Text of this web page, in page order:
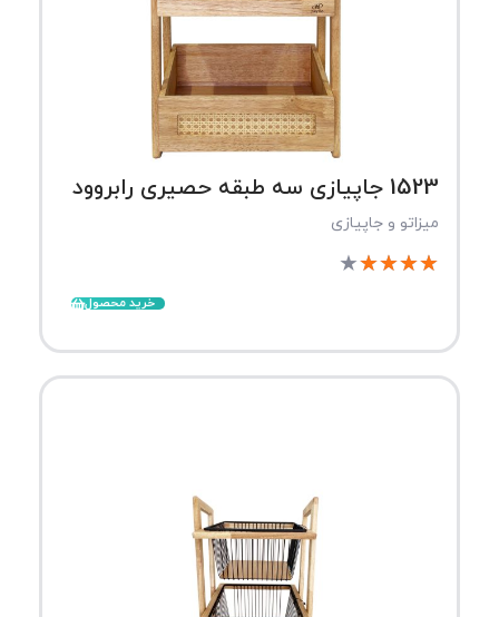
1523 جاپیازی سه طبقه حصیری رابروود
میزاتو و جاپیازی
★
★
★
★
★
خرید محصول